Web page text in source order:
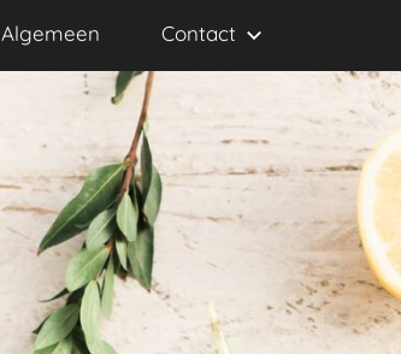
Algemeen Contact